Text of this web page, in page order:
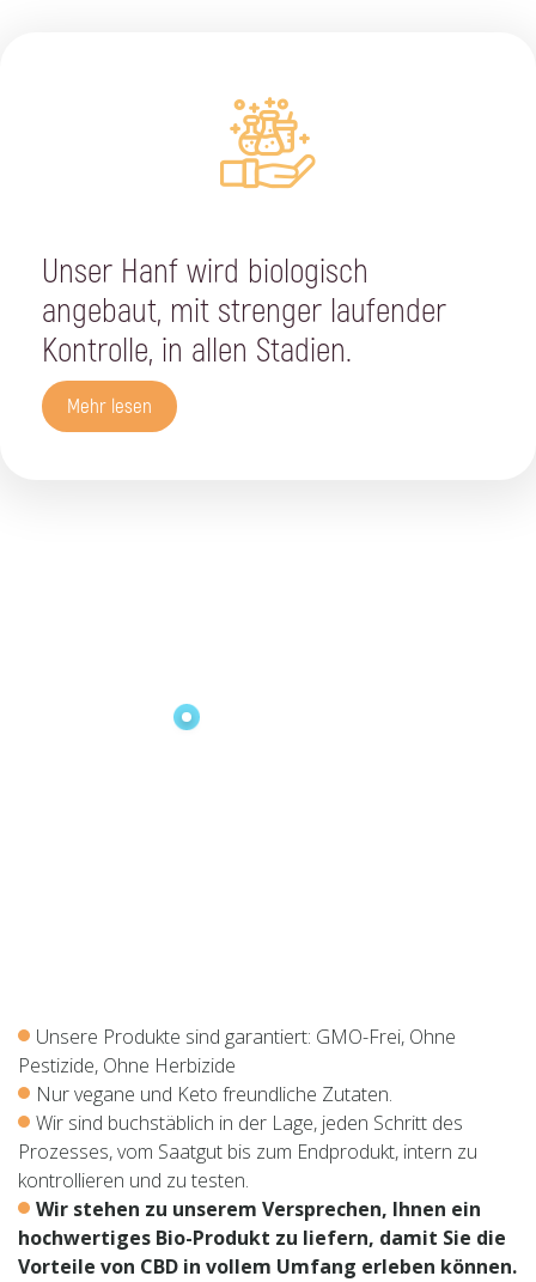
Unser Hanf wird biologisch
angebaut, mit strenger laufender
Kontrolle, in allen Stadien.
Mehr lesen
Unsere Produkte sind garantiert: GMO-Frei, Ohne
Pestizide, Ohne Herbizide
Nur vegane und Keto freundliche Zutaten.
Wir sind buchstäblich in der Lage, jeden Schritt des
Prozesses, vom Saatgut bis zum Endprodukt, intern zu
kontrollieren und zu testen.
Wir stehen zu unserem Versprechen, Ihnen ein
hochwertiges Bio-Produkt zu liefern, damit Sie die
Vorteile von CBD in vollem Umfang erleben können.